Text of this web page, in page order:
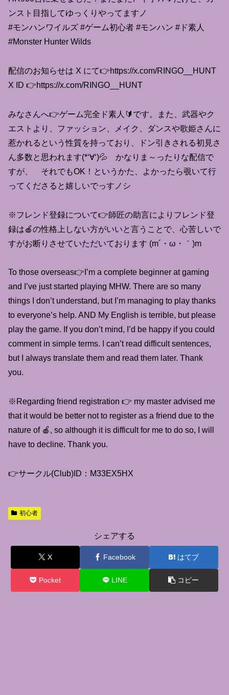
ンスト目指してゆっくりやってますノ
#モンハンワイルズ #ゲーム初心者 #モンハン #ド素人
#Monster Hunter Wilds
配信のお知らせは X にて👉https://x.com/RINGO__HUNT
X ID 👉https://x.com/RINGO__HUNT
みなさんへ👉ゲーム完全ド素人🔰です。また、武器やク
エストより、ファッション、メイク、ダンスや歌姫さんに
惹かれるという性質を持っており、ドン引きされる初見さ
ん多数と思われます(*‘∀‘)💦 かなりま～ったりな配信で
すが、 それでもOK！というかた、よかったら覗いて行
ってくださると嬉しいでっすノシ
※フレンド登録について👉師匠の助言によりフレンド登
録は🍎の性格上しない方がいいと言うことで、心苦しいで
すがお断りさせていただいております (m´・ω・｀)m
To those overseas👉I’m a complete beginner at gaming
and I’ve just started playing MHW. There are so many
things I don’t understand, but I’m managing to play thanks
to everyone’s help. AND My English is terrible, but please
play the game. If you don’t mind, I’d be happy if you could
comment in simple terms. I can’t read difficult sentences,
but I always translate them and read them later. Thank
you.
※Regarding friend registration 👉 my master advised me
that it would be better not to register as a friend due to the
nature of 🍎, so although it is difficult for me to do so, I will
have to decline. Thank you.
👉サークル(Club)ID：M33EX5HX
初心者
シェアする
X Facebook はてブ
Pocket LINE コピー